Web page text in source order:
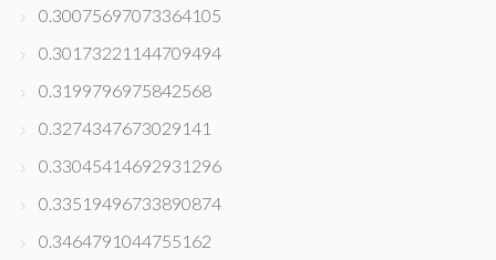
0.30075697073364105
0.30173221144709494
0.3199796975842568
0.3274347673029141
0.33045414692931296
0.33519496733890874
0.3464791044755162